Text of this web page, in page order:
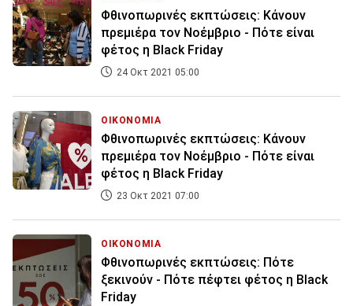
Φθινοπωρινές εκπτώσεις: Κάνουν
πρεμιέρα τον Νοέμβριο - Πότε είναι
φέτος η Black Friday
24 Οκτ 2021 05:00
ΟΙΚΟΝΟΜΙΑ
Φθινοπωρινές εκπτώσεις: Κάνουν
πρεμιέρα τον Νοέμβριο - Πότε είναι
φέτος η Black Friday
23 Οκτ 2021 07:00
ΟΙΚΟΝΟΜΙΑ
Φθινοπωρινές εκπτώσεις: Πότε
ξεκινούν - Πότε πέφτει φέτος η Black
Friday